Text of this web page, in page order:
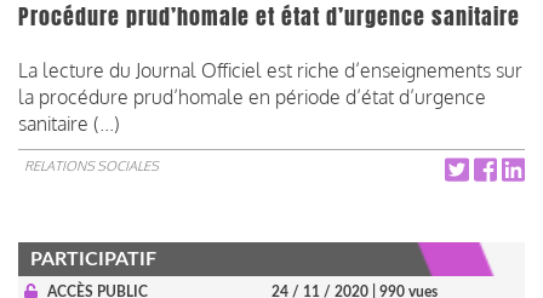
Procédure prud’homale et état d’urgence sanitaire
La lecture du Journal Officiel est riche d’enseignements sur
la procédure prud’homale en période d’état d’urgence
sanitaire (...)
RELATIONS SOCIALES
PARTICIPATIF
ACCÈS PUBLIC 24 / 11 / 2020 | 990 vues